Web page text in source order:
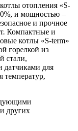
отопления «S-
и мощностью –
и прочное
Компактные и
котлы «S-term»
горелкой из
стали,
датчиками для
температур,
других